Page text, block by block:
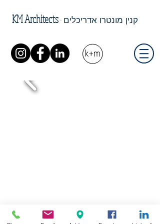
KM Architects- קנין מונטרו אדריכלים